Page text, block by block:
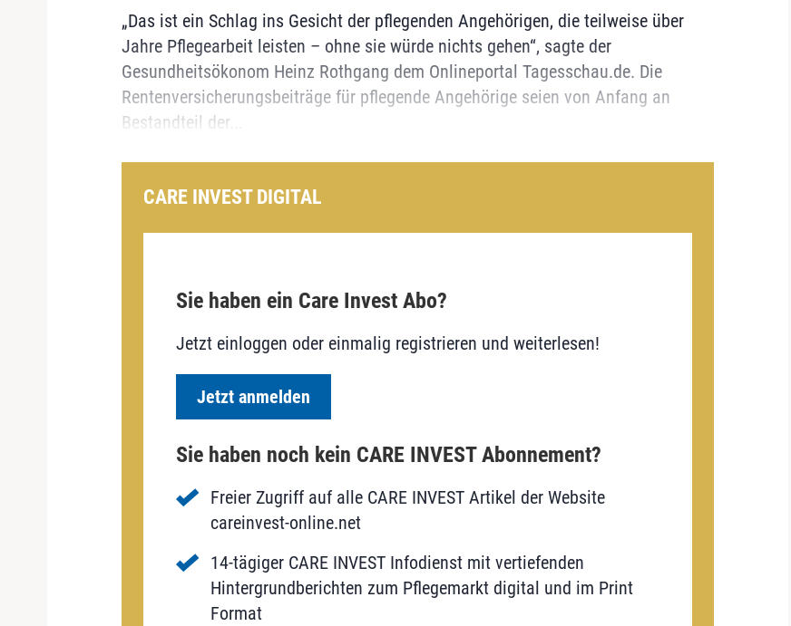
„Das ist ein Schlag ins Gesicht der pflegenden Angehörigen, die teilweise über
Jahre Pflegearbeit leisten – ohne sie würde nichts gehen“, sagte der
Gesundheitsökonom Heinz Rothgang dem Onlineportal Tagesschau.de. Die
Rentenversicherungsbeiträge für pflegende Angehörige seien von Anfang an
Bestandteil der...
CARE INVEST DIGITAL
Sie haben ein Care Invest Abo?
Jetzt einloggen oder einmalig registrieren und weiterlesen!
Jetzt anmelden
Sie haben noch kein CARE INVEST Abonnement?
Freier Zugriff auf alle CARE INVEST Artikel der Website
careinvest-online.net
14-tägiger CARE INVEST Infodienst mit vertiefenden
Hintergrundberichten zum Pflegemarkt digital und im Print
Format